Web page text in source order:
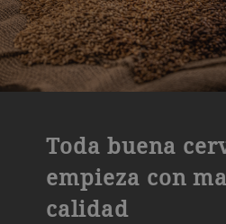
Toda buena
empieza con
calidad